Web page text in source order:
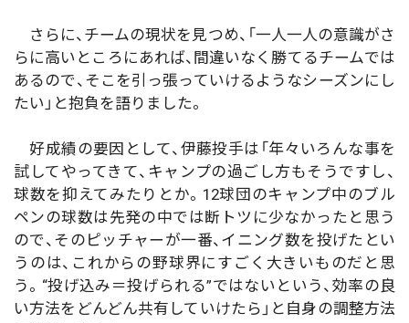
さらに、チームの現状を見つめ、「一人一人の意識がさ
らに高いところにあれば、間違いなく勝てるチームでは
あるので、そこを引っ張っていけるようなシーズンにし
たい」と抱負を語りました。
好成績の要因として、伊藤投手は「年々いろんな事を
試してやってきて、キャンプの過ごし方もそうですし、
球数を抑えてみたりとか。12球団のキャンプ中のブル
ペンの球数は先発の中では断トツに少なかったと思う
ので、そのピッチャーが一番、イニング数を投げたとい
うのは、これからの野球界にすごく大きいものだと思
う。“投げ込み＝投げられる”ではないという、効率の良
い方法をどんどん共有していけたら」と自身の調整方法